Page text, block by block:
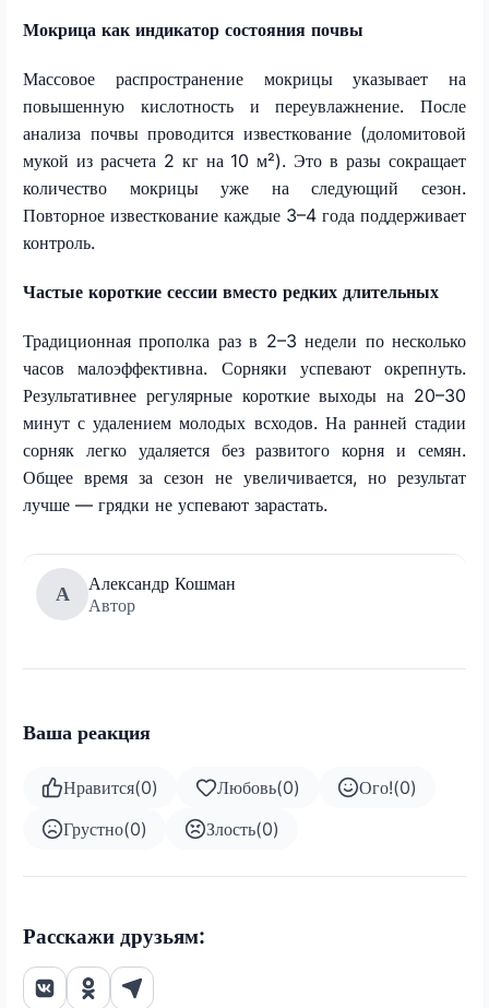
Мокрица как индикатор состояния почвы
Массовое распространение мокрицы указывает на
повышенную кислотность и переувлажнение. После
анализа почвы проводится известкование (доломитовой
мукой из расчета 2 кг на 10 м²). Это в разы сокращает
количество мокрицы уже на следующий сезон.
Повторное известкование каждые 3–4 года поддерживает
контроль.
Частые короткие сессии вместо редких длительных
Традиционная прополка раз в 2–3 недели по несколько
часов малоэффективна. Сорняки успевают окрепнуть.
Результативнее регулярные короткие выходы на 20–30
минут с удалением молодых всходов. На ранней стадии
сорняк легко удаляется без развитого корня и семян.
Общее время за сезон не увеличивается, но результат
лучше — грядки не успевают зарастать.
А
Александр Кошман
Автор
Ваша реакция
Нравится(0) Любовь(0) Ого!(0)
Грустно(0) Злость(0)
Расскажи друзьям: